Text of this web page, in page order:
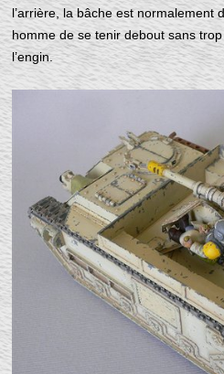
l’arrière, la bâche est normalement
homme de se tenir debout sans
l’engin.